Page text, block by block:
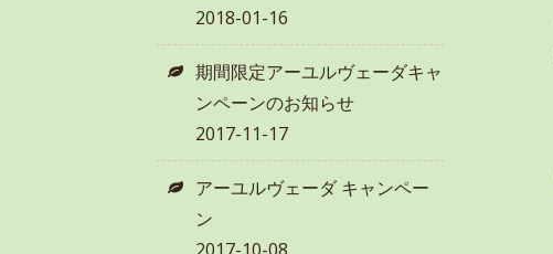
2018-01-16
期間限定アーユルヴェーダキャ
ンペーンのお知らせ
2017-11-17
アーユルヴェーダ キャンペー
ン